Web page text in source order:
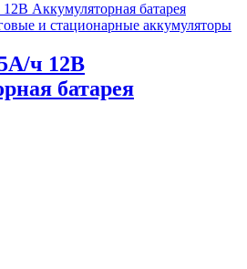
и стационарные аккумуляторы
ч 12В
батарея